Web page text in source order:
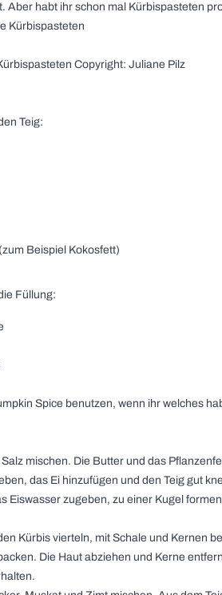
Aber habt ihr schon mal Kürbispasteten
Copyright: Juliane Pilz
Teig:
Beispiel Kokosfett)
Füllung:
Spice benutzen, wenn ihr welches
mischen. Die Butter und das
das Ei hinzufügen und den Teig gut
Eiswasser zugeben, zu einer Kugel
Kürbis vierteln, mit Schale und Kernen
Die Haut abziehen und Kerne